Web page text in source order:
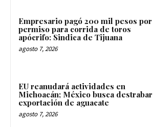
Empresario pagó 200 mil pesos por
permiso para corrida de toros
apócrifo: Sindica de Tijuana
agosto 7, 2026
EU reanudará actividades en
Michoacán; México busca destrabar
exportación de aguacate
agosto 7, 2026